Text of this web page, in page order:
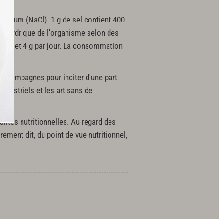
(NaCl). 1 g de sel contient 400
hydrique de l'organisme selon des
2 et 4 g par jour. La consommation
campagnes pour inciter d'une part
et les artisans de
nutritionnelles. Au regard des
dit, du point de vue nutritionnel,